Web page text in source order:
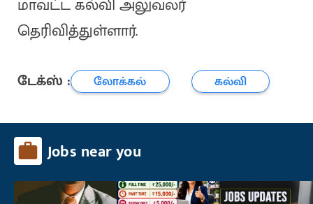
மாவட்ட கல்வி அலுவலர்
தெரிவித்துள்ளார்.
டேக்ஸ் : லோக்கல் கல்வி
Jobs near you